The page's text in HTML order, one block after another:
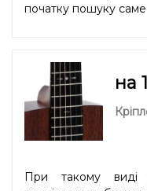
початку пошуку
на
При такому виді